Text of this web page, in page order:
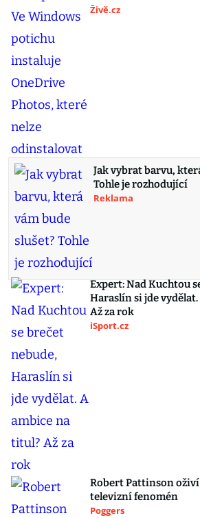
Živě.cz
Jak vybrat barvu,
Tohle je rozhodující
Reklama
Expert: Nad Kuchtou
Haraslín si jde
Až za rok
iSport.cz
Robert Pattinson
televizní fenomén
Poggers